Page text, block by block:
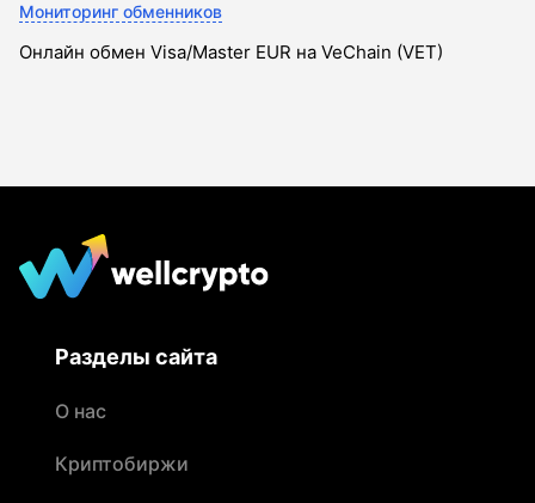
Мониторинг обменников
Онлайн обмен Visa/Master EUR на VeChain (VET)
Разделы сайта
О нас
Криптобиржи